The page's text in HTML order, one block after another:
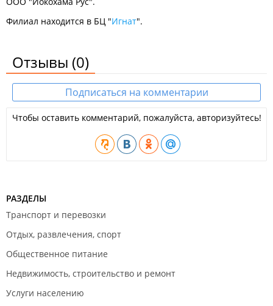
Филиал находится в БЦ "Игнат".
Отзывы (0)
Подписаться на комментарии
Чтобы оставить комментарий, пожалуйста, авторизуйтесь!
РАЗДЕЛЫ
Транспорт и перевозки
Отдых, развлечения, спорт
Общественное питание
Недвижимость, строительство и ремонт
Услуги населению